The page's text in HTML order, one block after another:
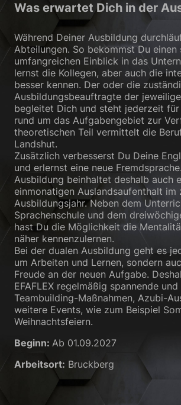
Was erwartet Dich in der
Während Deiner Ausbildung
Abteilungen. So bekommst Du einen
umfangreichen Einblick in das
lernst die Kollegen, aber auch die
besser kennen. Der oder die
Ausbildungsbeauftragte der
begleitet Dich und steht jederzeit für
rund um das Aufgabengebiet zur
theoretischen Teil vermittelt die
Landshut.
Zusätzlich verbesserst Du Deine
und erlernst eine neue
Ausbildung beinhaltet deshalb auch
einmonatigen Auslandsaufenthalt im
Ausbildungsjahr. Neben dem
Sprachenschule und dem
hast Du die Möglichkeit die
näher kennenzulernen.
Bei der dualen Ausbildung geht es
um Arbeiten und Lernen, sondern
Freude an der neuen Aufgabe.
EFAFLEX regelmäßig spannende
Teambuilding-Maßnahmen, Azubi-
weitere Events, wie zum Beispiel
Weihnachtsfeiern.
Beginn: Ab 01.09.2027
Arbeitsort: Bruckberg
Website. Einige von ihnen sind essenziell,
helfen, diese Website und Ihre Erfahrung zu
Personenbezogene Daten können
Adressen), z. B. für personalisierte
Anzeigen- und Inhaltsmessung. Weitere
Verwendung Ihrer Daten finden Sie in
Datenschutzerklärung.
Hier finden Sie eine Übersicht über alle
Sie können Ihre Einwilligung zu ganzen
sich weitere Informationen anzeigen lassen
bestimmte Cookies auswählen.
Nur essenzielle Cookies
Zurück
Datenschutzeinstellungen
Essenziell (1)
Essenzielle Cookies ermöglichen grundlegende
die einwandfreie Funktion der Website erforderlich.
Cookie-Informationen
Statistiken (2)
Statistik Cookies erfassen Informationen anonym.
helfen uns zu verstehen, wie unsere Besucher
Externe Medien (3)
Inhalte von Videoplattformen und Social-Media-